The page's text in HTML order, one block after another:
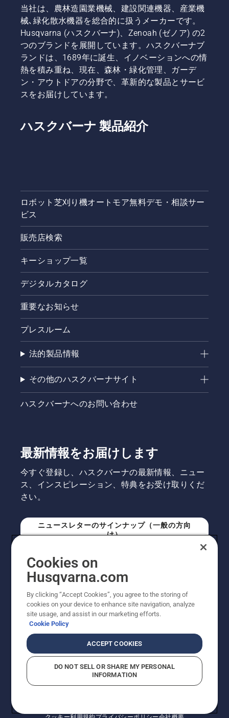
当社は、農林造園業機械、建設関連機器、産業機
械､緑化散水機器を総合的に扱うメーカーです。
Husqvarna (ハスクバーナ)、Zenoah (ゼノア) の2
つのブランドを展開しています。ハスクバーナブ
ランドは、1689年に誕生、イノベーションへの情
熱を積み重ね、現在、森林・緑化管理、ガーデ
ン・アウトドアの分野で、革新的な製品とサービ
スをお届けしています。
ハスクバーナ 製品紹介
ロボット芝刈り機オートモア無料デモ・相談サー
ビス
販売店検索
キーショップ一覧
デジタルカタログ
重要なお知らせ
プレスルーム
法的製品情報
その他のハスクバーナサイト
ハスクバーナへのお問い合わせ
最新情報をお届けします
今すぐ登録し、ハスクバーナの最新情報、ニュー
ス、インスピレーション、特典をお受け取りくだ
さい。
ニュースレターのサインナップ（一般の方向
け）
ニュースレターのサインアップ（プロの方向
け）
© Husqvarna AB (publ). All rights reserved. 表示価格
は、メーカー希望小売価格 (税込) です。掲載写真は一部
Cookies on
Husqvarna.com
By clicking “Accept Cookies”, you agree to the storing of
cookies on your device to enhance site navigation, analyze
site usage, and assist in our marketing efforts.
Cookie Policy
ACCEPT COOKIES
DO NOT SELL OR SHARE MY PERSONAL
INFORMATION